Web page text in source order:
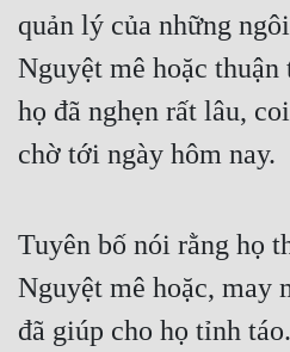
quản lý của những
Nguyệt mê hoặc
họ đã nghẹn rất lâu,
chờ tới ngày hôm nay.
Tuyên bố nói rằng họ
Nguyệt mê hoặc, may
đã giúp cho họ tỉnh